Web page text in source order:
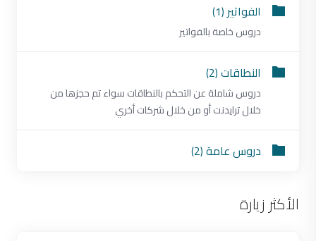
الفواتير (1)
دروس خاصة بالفواتير
النطاقات (2)
دروس شاملة عن التحكم بالنطاقات سواء تم حجزها من
خلال ترايدنت أو من خلال شركات أخري
دروس عامة (2)
الأكثر زيارة